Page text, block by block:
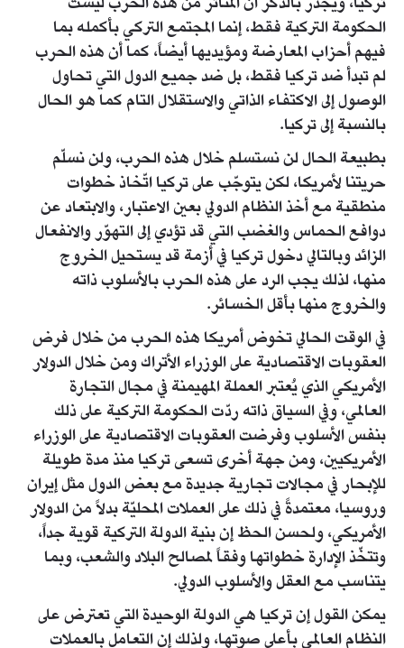
الحكومة التركية فقط، إنما المجتمع التركي بأكمله بما
فيهم أحزاب المعارضة ومؤيديها أيضاً، كما أن هذه الحرب
لم تبدأ ضد تركيا فقط، بل ضد جميع الدول التي تحاول
الوصول إلى الاكتفاء الذاتي والاستقلال التام كما هو الحال
بالنسبة إلى تركيا.
بطبيعة الحال لن نستسلم خلال هذه الحرب، ولن نسلّم
حريتنا لأمريكا، لكن يتوجّب على تركيا اتّخاذ خطوات
منطقية مع أخذ النظام الدولي بعين الاعتبار، والابتعاد عن
دوافع الحماس والغضب التي قد تؤدي إلى التهوّر والانفعال
الزائد وبالتالي دخول تركيا في أزمة قد يستحيل الخروج
منها، لذلك يجب الرد على هذه الحرب بالأسلوب ذاته
والخروج منها بأقل الخسائر.
في الوقت الحالي تخوض أمريكا هذه الحرب من خلال فرض
العقوبات الاقتصادية على الوزراء الأتراك ومن خلال الدولار
الأمريكي الذي يُعتبر العملة المهيمنة في مجال التجارة
العالمي، وفي السياق ذاته ردّت الحكومة التركية على ذلك
بنفس الأسلوب وفرضت العقوبات الاقتصادية على الوزراء
الأمريكيين، ومن جهة أخرى تسعى تركيا منذ مدة طويلة
للإبحار في مجالات تجارية جديدة مع بعض الدول مثل إيران
وروسيا، معتمدةً في ذلك على العملات المحليّة بدلاً من الدولار
الأمريكي، ولحسن الحظ إن بنية الدولة التركية قوية جداً،
وتتخّذ الإدارة خطواتها وفقاً لمصالح البلاد والشعب، وبما
يتناسب مع العقل والأسلوب الدولي.
يمكن القول إن تركيا هي الدولة الوحيدة التي تعترض على
النظام العالمي بأعلى صوتها، ولذلك إن التعامل بالعملات